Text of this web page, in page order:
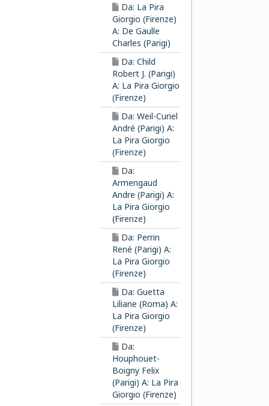
Da: La Pira
Giorgio (Firenze)
A: De Gaulle
Charles (Parigi)
Da: Child
Robert J. (Parigi)
A: La Pira Giorgio
(Firenze)
Da: Weil-Curiel
André (Parigi) A:
La Pira Giorgio
(Firenze)
Da:
Armengaud
Andre (Parigi) A:
La Pira Giorgio
(Firenze)
Da: Perrin
René (Parigi) A:
La Pira Giorgio
(Firenze)
Da: Guetta
Liliane (Roma) A:
La Pira Giorgio
(Firenze)
Da:
Houphouet-
Boigny Felix
(Parigi) A: La Pira
Giorgio (Firenze)